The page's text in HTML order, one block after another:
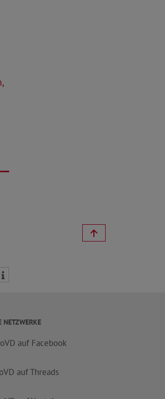
NETZWERKE
auf Facebook
auf Threads